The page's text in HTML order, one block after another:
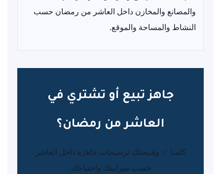
والمصانع والمخازن داخل العاشر من رمضان حسب
النشاط والمساحة والموقع.
جاهز تبيع أو تشتري في
العاشر من رمضان؟
كلمنا ✅ وهنبعتلك ترشيحات جاهزة داخل العاشر
حسب ميزانيتك واحتياجك.